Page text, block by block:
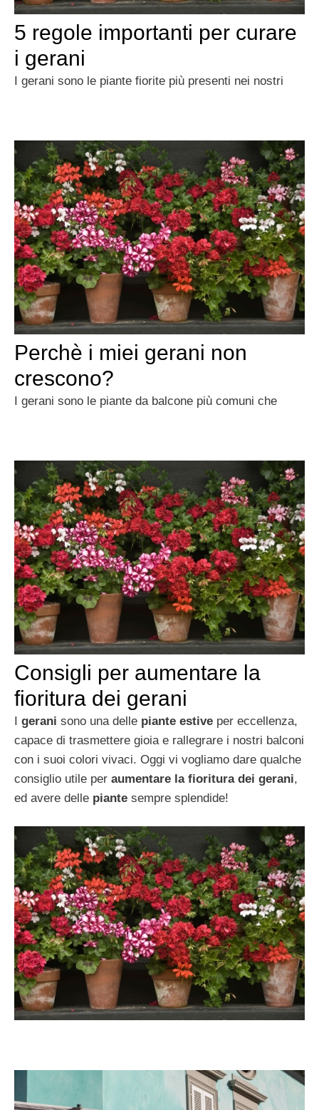
5 regole importanti per curare
i gerani
I gerani sono le piante fiorite più presenti nei nostri
Perchè i miei gerani non
crescono?
I gerani sono le piante da balcone più comuni che
Consigli per aumentare la
fioritura dei gerani
gerani sono una delle piante estive per eccellenza,
capace di trasmettere gioia e rallegrare i nostri balconi
con i suoi colori vivaci. Oggi vi vogliamo dare qualche
consiglio utile per aumentare la fioritura dei gerani,
ed avere delle piante sempre splendide!